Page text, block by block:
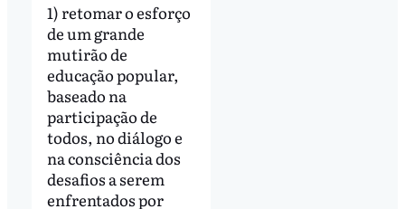
1) retomar o esforço
de um grande
mutirão de
educação popular,
baseado na
participação de
todos, no diálogo e
na consciência dos
desafios a serem
enfrentados por